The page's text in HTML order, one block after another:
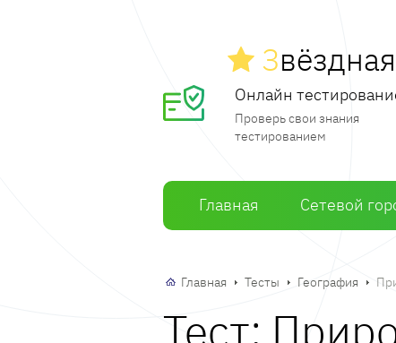
Звёздная
Онлайн
Проверь свои знания
тестированием
Главная Сетевой
Главная Тесты География
Тест: